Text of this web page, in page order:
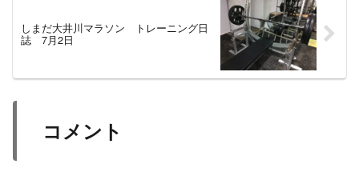
しまだ大井川マラソン トレーニング日
誌 7月2日
コメント